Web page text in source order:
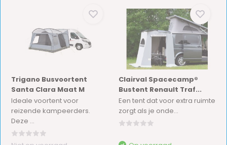
Trigano Busvoortent
Santa Clara Maat M
Ideale voortent voor
reizende kampeerders.
Deze ...
Clairval Spacecamp®
Bustent Renault Traf...
Een tent dat voor extra ruimte
zorgt als je onde...